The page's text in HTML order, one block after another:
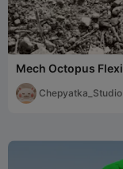
Mech Octopus Flexi
Chepyatka_Studio